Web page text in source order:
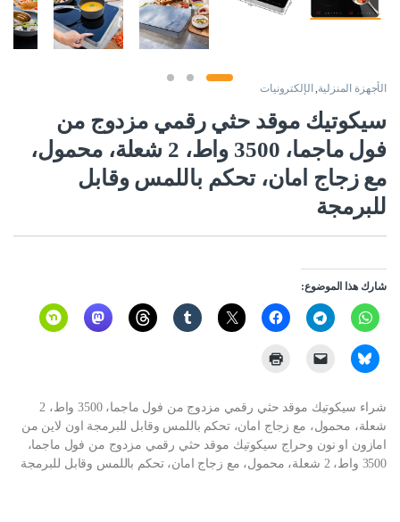
الأجهزة المنزلية ,الإلكترونيات
سيكوتيك موقد حثي رقمي مزدوج من
فول ماجما، 3500 واط، 2 شعلة، محمول،
مع زجاج امان، تحكم باللمس وقابل
للبرمجة
شارك هذا الموضوع:
شراء سيكوتيك موقد حثي رقمي مزدوج من فول ماجما، 3500 واط، 2
شعلة، محمول، مع زجاج امان، تحكم باللمس وقابل للبرمجة اون لاين من
امازون او نون وحراج سيكوتيك موقد حثي رقمي مزدوج من فول ماجما،
3500 واط، 2 شعلة، محمول، مع زجاج امان، تحكم باللمس وقابل للبرمجة